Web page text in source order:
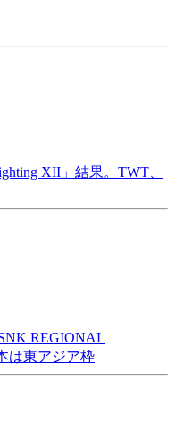
XII」結果。TWT、
REGIONAL
は東アジア枠